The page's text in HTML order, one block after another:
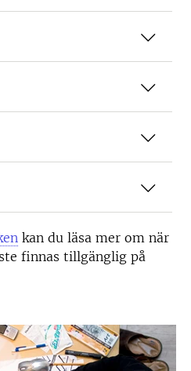
kan du läsa mer om när
finnas tillgänglig på